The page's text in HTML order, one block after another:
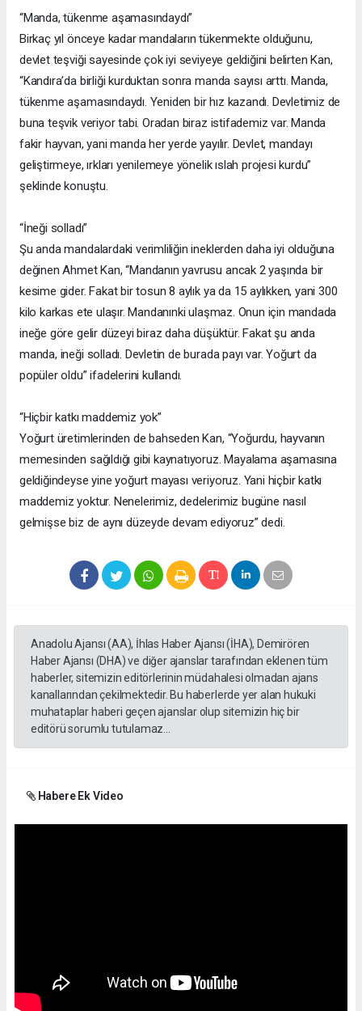
“Manda, tükenme aşamasındaydı”
Birkaç yıl önceye kadar mandaların tükenmekte olduğunu,
devlet teşviği sayesinde çok iyi seviyeye geldiğini belirten Kan,
“Kandıra’da birliği kurduktan sonra manda sayısı arttı. Manda,
tükenme aşamasındaydı. Yeniden bir hız kazandı. Devletimiz de
buna teşvik veriyor tabi. Oradan biraz istifademiz var. Manda
fakir hayvan, yani manda her yerde yayılır. Devlet, mandayı
geliştirmeye, ırkları yenilemeye yönelik ıslah projesi kurdu”
şeklinde konuştu.
“İneği solladı”
Şu anda mandalardaki verimliliğin ineklerden daha iyi olduğuna
değinen Ahmet Kan, “Mandanın yavrusu ancak 2 yaşında bir
kesime gider. Fakat bir tosun 8 aylık ya da 15 aylıkken, yani 300
kilo karkas ete ulaşır. Mandanınki ulaşmaz. Onun için mandada
ineğe göre gelir düzeyi biraz daha düşüktür. Fakat şu anda
manda, ineği solladı. Devletin de burada payı var. Yoğurt da
popüler oldu” ifadelerini kullandı.
“Hiçbir katkı maddemiz yok”
Yoğurt üretimlerinden de bahseden Kan, “Yoğurdu, hayvanın
memesinden sağıldığı gibi kaynatıyoruz. Mayalama aşamasına
geldiğindeyse yine yoğurt mayası veriyoruz. Yani hiçbir katkı
maddemiz yoktur. Nenelerimiz, dedelerimiz bugüne nasıl
gelmişse biz de aynı düzeyde devam ediyoruz” dedi.
Anadolu Ajansı (AA), İhlas Haber Ajansı (İHA), Demirören
Haber Ajansı (DHA) ve diğer ajanslar tarafından eklenen tüm
haberler, sitemizin editörlerinin müdahalesi olmadan ajans
kanallarından çekilmektedir. Bu haberlerde yer alan hukuki
muhataplar haberi geçen ajanslar olup sitemizin hiç bir
editörü sorumlu tutulamaz...
Habere Ek Video